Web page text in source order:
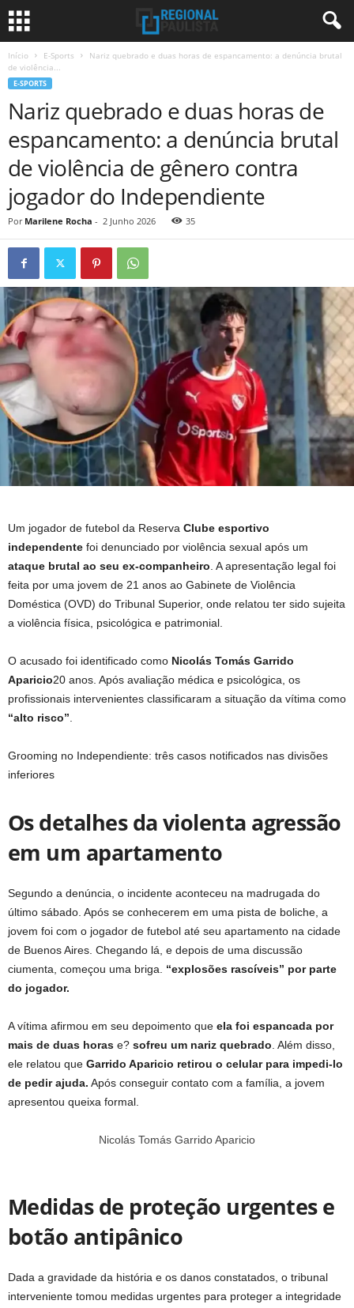
Início E-Sports
Nariz quebrado e duas horas de espancamento: a denúncia brutal
de violência...
E-SPORTS
Nariz quebrado e duas horas de
espancamento: a denúncia brutal
de violência de gênero contra
jogador do Independiente
Por Marilene Rocha - 2 Junho 2026 35
Um jogador de futebol da Reserva Clube esportivo
independente foi denunciado por violência sexual após um
ataque brutal ao seu ex-companheiro . A apresentação legal foi
feita por uma jovem de 21 anos ao Gabinete de Violência
Doméstica (OVD) do Tribunal Superior, onde relatou ter sido sujeita
a violência física, psicológica e patrimonial.
O acusado foi identificado como Nicolás Tomás Garrido
Aparicio20 anos. Após avaliação médica e psicológica, os
profissionais intervenientes classificaram a situação da vítima como
“alto risco”
Grooming no Independiente: três casos notificados nas divisões
inferiores
Os detalhes da violenta agressão
em um apartamento
Segundo a denúncia, o incidente aconteceu na madrugada do
último sábado. Após se conhecerem em uma pista de boliche, a
jovem foi com o jogador de futebol até seu apartamento na cidade
de Buenos Aires. Chegando lá, e depois de uma discussão
ciumenta, começou uma briga. “explosões rascíveis” por parte
do jogador.
A vítima afirmou em seu depoimento que ela foi espancada por
mais de duas horas e? sofreu um nariz quebrado . Além disso,
ele relatou que Garrido Aparicio retirou o celular para impedi-lo
de pedir ajuda. Após conseguir contato com a família, a jovem
apresentou queixa formal.
Nicolás Tomás Garrido Aparicio
Medidas de proteção urgentes e
botão antipânico
Dada a gravidade da história e os danos constatados, o tribunal
interveniente tomou medidas urgentes para proteger a integridade